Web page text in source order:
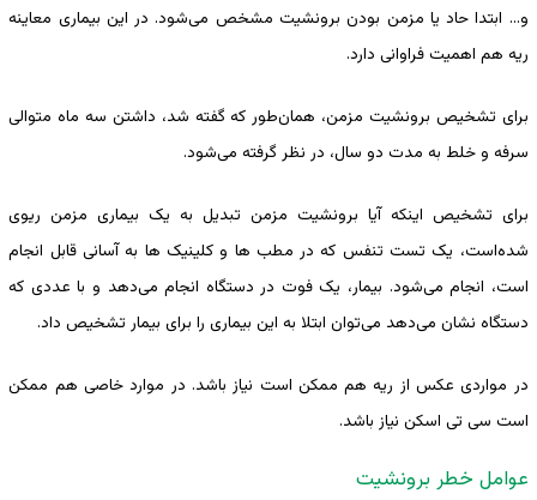
و… ابتدا حاد یا مزمن بودن برونشیت مشخص می‌شود. در این بیماری معاینه
ریه هم اهمیت فراوانی دارد.
برای تشخیص برونشیت مزمن، همان‌طور که گفته شد، داشتن سه ماه متوالی
سرفه و خلط به مدت دو سال، در نظر گرفته می‌شود.
برای تشخیص اینکه آیا برونشیت مزمن تبدیل به یک بیماری مزمن ریوی
‌شده‌است، یک تست تنفس که در مطب ها و کلینیک ها به آسانی قابل انجام
است، انجام می‌شود. بیمار، یک فوت در دستگاه انجام می‌دهد و با عددی که
دستگاه نشان می‌دهد می‌توان ابتلا به این بیماری را برای بیمار تشخیص داد.
در مواردی عکس از ریه هم ممکن است نیاز باشد. در موارد خاصی هم ممکن
است سی تی اسکن نیاز باشد.
عوامل خطر برونشیت